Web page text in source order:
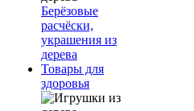
Берёзовые
расчёски,
украшения из
дерева
Товары для
здоровья